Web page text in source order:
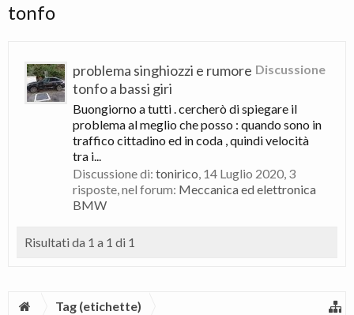
tonfo
Discussione
problema singhiozzi e rumore
tonfo a bassi giri
Buongiorno a tutti . cercherò di spiegare il
problema al meglio che posso : quando sono in
traffico cittadino ed in coda , quindi velocità
tra i...
Discussione di: tonirico, 14 Luglio 2020, 3
risposte, nel forum: Meccanica ed elettronica
BMW
Risultati da 1 a 1 di 1
Tag (etichette)